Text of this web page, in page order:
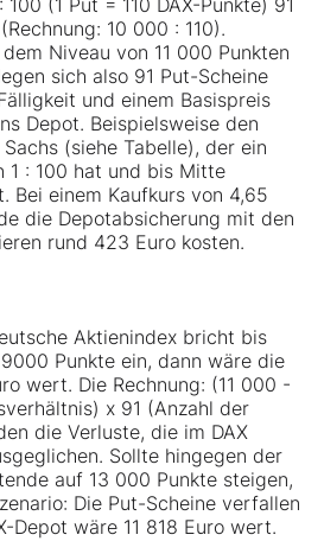
(1 Put = 110 DAX-Punkte) 91
10 000 : 110).
Niveau von 11 000 Punkten
sich also 91 Put-Scheine
und einem Basispreis
Depot. Beispielsweise den
(siehe Tabelle), der ein
1 : 100 hat und bis Mitte
Bei einem Kaufkurs von 4,65
die Depotabsicherung mit den
rund 423 Euro kosten.
Aktienindex bricht bis
Punkte ein, dann wäre die
wert. Die Rechnung: (11 000 -
x 91 (Anzahl der
die Verluste, die im DAX
Sollte hingegen der
auf 13 000 Punkte steigen,
Die Put-Scheine verfallen
Depot wäre 11 818 Euro wert.